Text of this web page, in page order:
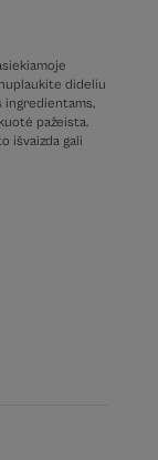
dideliu
ingredientams,
pažeista.
išvaizda gali